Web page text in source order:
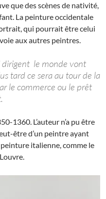
que des scènes de nativité,
La peinture occidentale
qui pourrait être celui
aux autres peintres.
dirigent le monde vont
tard ce sera au tour de la
le commerce ou le prêt
1360. L’auteur n’a pu être
être d’un peintre ayant
italienne, comme le